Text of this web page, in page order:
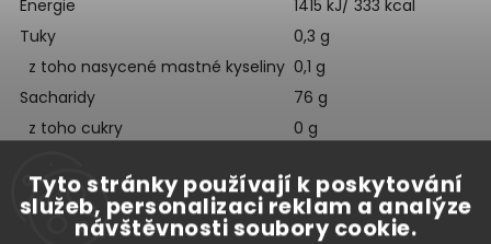
Tyto stránky používají k poskytování
služeb, personalizaci reklam a analýze
návštěvnosti soubory cookie.
Energie
1415 kJ/ 333 kcal
Tuky
0,3 g
z toho nasycené mastné kyseliny 0,1 g
Sacharidy
76 g
z toho cukry
0 g
Sůl
0 g